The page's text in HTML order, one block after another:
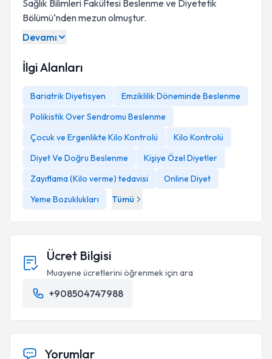
Sağlık Bilimleri Fakültesi Beslenme ve Diyetetik
Bölümü‘nden mezun olmuştur.
Sorumlu Diyetisyen
Emzirme Danışmanı
Bariatrik Cerrahi
Diyetisyenliği
Devamı
İlgi Alanları
Bariatrik Diyetisyen
Emziklilik Döneminde Beslenme
Polikistik Over Sendromu Beslenme
Çocuk ve Ergenlikte Kilo Kontrolü
Kilo Kontrolü
Diyet Ve Doğru Beslenme
Kişiye Özel Diyetler
Zayıflama (Kilo verme) tedavisi
Online Diyet
Yeme Bozuklukları
Tümü
Ücret Bilgisi
Muayene ücretlerini öğrenmek için ara
+908504747988
Yorumlar